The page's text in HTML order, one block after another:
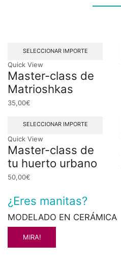
SELECCIONAR IMPORTE
Quick View
Master-class de
Matrioshkas
35,00€
SELECCIONAR IMPORTE
Quick View
Master-class de
tu huerto urbano
50,00€
¿Eres manitas?
MODELADO EN CERÁMICA
MIRA!